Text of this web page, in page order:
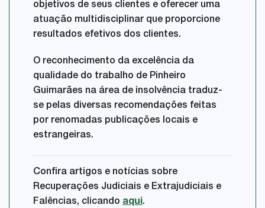
objetivos de seus clientes e oferecer uma
atuação multidisciplinar que proporcione
resultados efetivos dos clientes.
O reconhecimento da excelência da
qualidade do trabalho de Pinheiro
Guimarães na área de insolvência traduz-
se pelas diversas recomendações feitas
por renomadas publicações locais e
estrangeiras.
Confira artigos e notícias sobre
Recuperações Judiciais e Extrajudiciais e
Falências, clicando aqui.